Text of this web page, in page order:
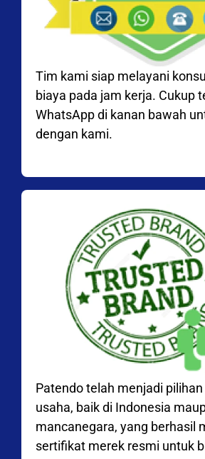
Tim kami siap melayani
biaya pada jam kerja. Cukup
WhatsApp di kanan bawah
dengan kami.
Patendo telah menjadi
usaha, baik di Indonesia
mancanegara, yang berhasil
sertifikat merek resmi untuk